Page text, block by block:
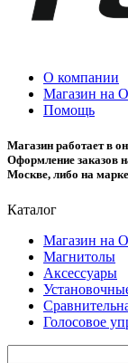
О компании
Магазин на
Помощь
Магазин работает в
Оформление заказов
Москве, либо на
Каталог
Магазин на
Магнитолы
Аксессуары
Голосовое